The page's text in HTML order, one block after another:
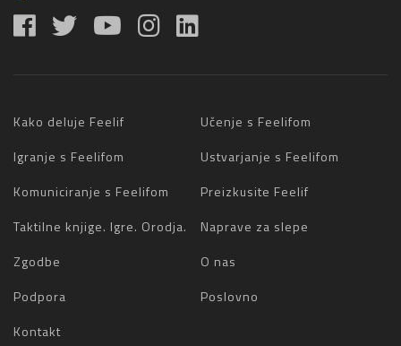
Kako deluje Feelif
Učenje s Feelifom
Igranje s Feelifom
Ustvarjanje s Feelifom
Komuniciranje s Feelifom
Preizkusite Feelif
Taktilne knjige. Igre. Orodja.
Naprave za slepe
Zgodbe
O nas
Podpora
Poslovno
Kontakt